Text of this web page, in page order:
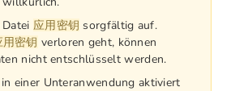
应用密钥 sorgfältig auf.
用密钥 verloren geht, können
nicht entschlüsselt werden.
einer Unteranwendung aktiviert